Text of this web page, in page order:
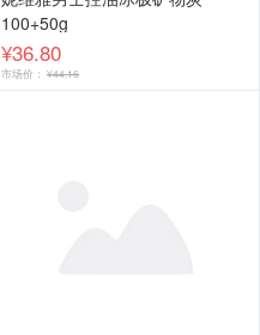
100+50g
¥36.80
市场价： ¥44.16